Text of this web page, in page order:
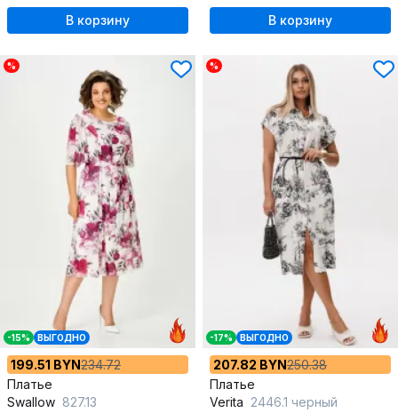
В корзину В корзину
%
-15% ВЫГОДНО
199.51 BYN234.72
Платье
Swallow 827.13
%
-17% ВЫГОДНО
207.82 BYN250.38
Платье
Verita 2446.1 черный